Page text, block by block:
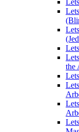
the